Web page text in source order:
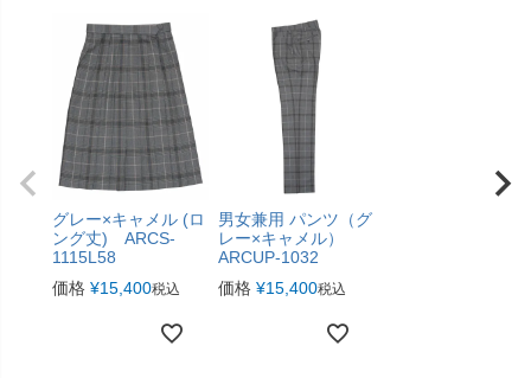
グレー×キャメル (ロ
ング丈) ARCS-
1115L58
価格 ¥15,400税込
男女兼用 パンツ（グ
レー×キャメル）
ARCUP-1032
価格 ¥15,400税込